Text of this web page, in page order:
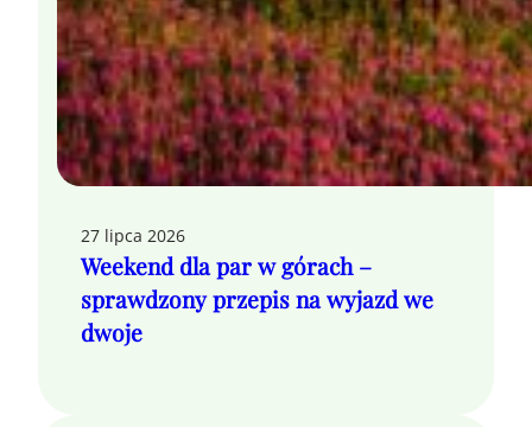
27 lipca 2026
Weekend dla par w górach –
sprawdzony przepis na wyjazd we
dwoje